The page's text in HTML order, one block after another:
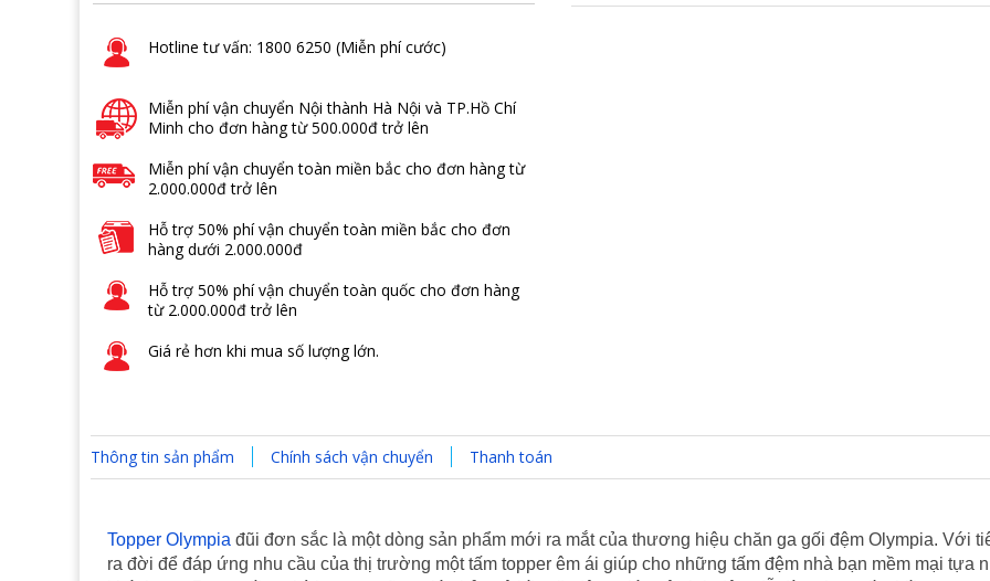
Hotline tư vấn: 1800 6250 (Miễn phí cước)
Miễn phí vận chuyển Nội thành Hà Nội và TP.Hồ Chí
Minh cho đơn hàng từ 500.000đ trở lên
Miễn phí vận chuyển toàn miền bắc cho đơn hàng từ
2.000.000đ trở lên
Hỗ trợ 50% phí vận chuyển toàn miền bắc cho đơn
hàng dưới 2.000.000đ
Hỗ trợ 50% phí vận chuyển toàn quốc cho đơn hàng
từ 2.000.000đ trở lên
Giá rẻ hơn khi mua số lượng lớn.
Thông tin sản phẩm Chính sách vận chuyển Thanh toán
Topper Olympia đũi đơn sắc là một dòng sản phẩm mới ra mắt của thương hiệu chăn ga gối đệm Olympia. Với
ra đời để đáp ứng nhu cầu của thị trường một tấm topper êm ái giúp cho những tấm đệm nhà bạn mềm mại tựa